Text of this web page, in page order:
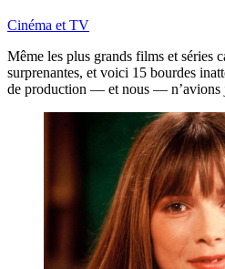
Cinéma et TV
Même les plus grands films et séries
surprenantes, et voici 15 bourdes
de production — et nous — n’avions